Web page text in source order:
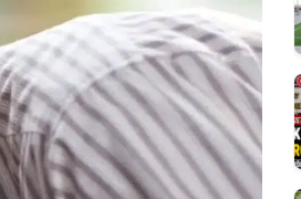
Çanakkale
Çankırı
Çorum
Denizli